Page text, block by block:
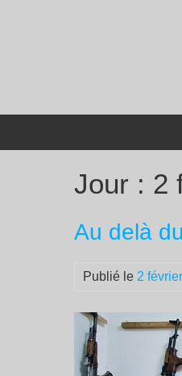
Jour : 2
Au delà
Publié le 2